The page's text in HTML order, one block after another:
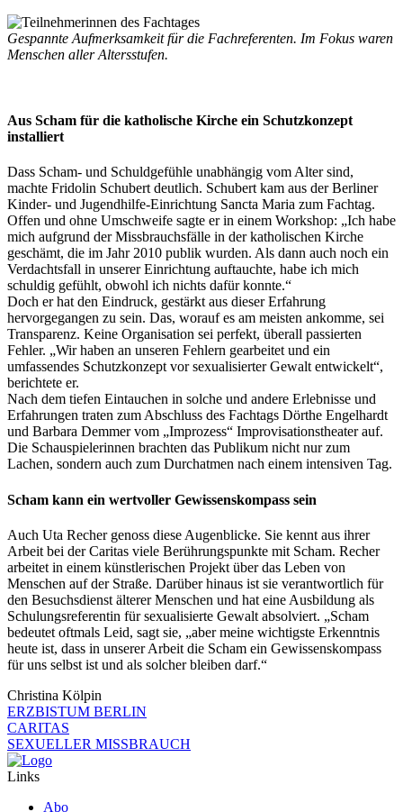
Gespannte Aufmerksamkeit für die Fachreferenten. Im Fokus waren
Menschen aller Altersstufen.
Aus Scham für die katholische Kirche ein Schutzkonzept
installiert
Dass Scham- und Schuldgefühle unabhängig vom Alter sind,
machte Fridolin Schubert deutlich. Schubert kam aus der Berliner
Kinder- und Jugendhilfe-Einrichtung Sancta Maria zum Fachtag.
Offen und ohne Umschweife sagte er in einem Workshop: „Ich habe
mich aufgrund der Missbrauchsfälle in der katholischen Kirche
geschämt, die im Jahr 2010 publik wurden. Als dann auch noch ein
Verdachtsfall in unserer Einrichtung auftauchte, habe ich mich
schuldig gefühlt, obwohl ich nichts dafür konnte.“
Doch er hat den Eindruck, gestärkt aus dieser Erfahrung
hervorgegangen zu sein. Das, worauf es am meisten ankomme, sei
Transparenz. Keine Organisation sei perfekt, überall passierten
Fehler. „Wir haben an unseren Fehlern gearbeitet und ein
umfassendes Schutzkonzept vor sexualisierter Gewalt entwickelt“,
berichtete er.
Nach dem tiefen Eintauchen in solche und andere Erlebnisse und
Erfahrungen traten zum Abschluss des Fachtags Dörthe Engelhardt
und Barbara Demmer vom „Improzess“ Improvisationstheater auf.
Die Schauspielerinnen brachten das Publikum nicht nur zum
Lachen, sondern auch zum Durchatmen nach einem intensiven Tag.
Scham kann ein wertvoller Gewissenskompass sein
Auch Uta Recher genoss diese Augenblicke. Sie kennt aus ihrer
Arbeit bei der Caritas viele Berührungspunkte mit Scham. Recher
arbeitet in einem künstlerischen Projekt über das Leben von
Menschen auf der Straße. Darüber hinaus ist sie verantwortlich für
den Besuchsdienst älterer Menschen und hat eine Ausbildung als
Schulungsreferentin für sexualisierte Gewalt absolviert. „Scham
bedeutet oftmals Leid, sagt sie, „aber meine wichtigste Erkenntnis
heute ist, dass in unserer Arbeit die Scham ein Gewissenskompass
für uns selbst ist und als solcher bleiben darf.“
Christina Kölpin
ERZBISTUM BERLIN
CARITAS
SEXUELLER MISSBRAUCH
Links
Abo